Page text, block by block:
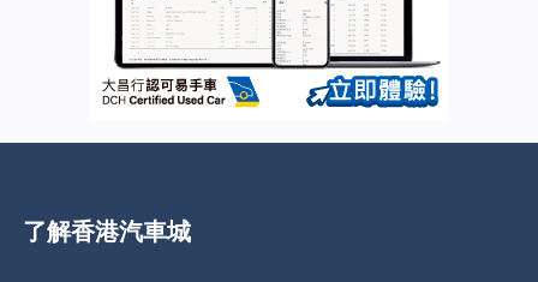
了解香港汽車城